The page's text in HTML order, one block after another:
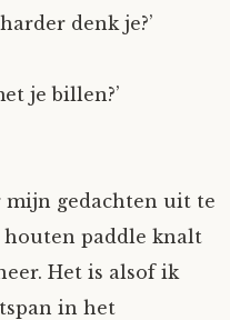
denk je?’
je billen?’
mijn gedachten uit te
houten paddle knalt
Het is alsof ik
in het